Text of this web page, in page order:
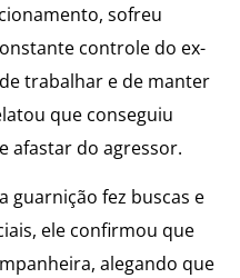
sofreu
controle do ex-
trabalhar e de manter
que conseguiu
afastar do agressor.
guarnição fez buscas e
ele confirmou que
alegando que